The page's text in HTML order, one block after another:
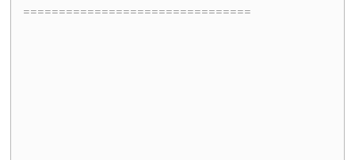
================================